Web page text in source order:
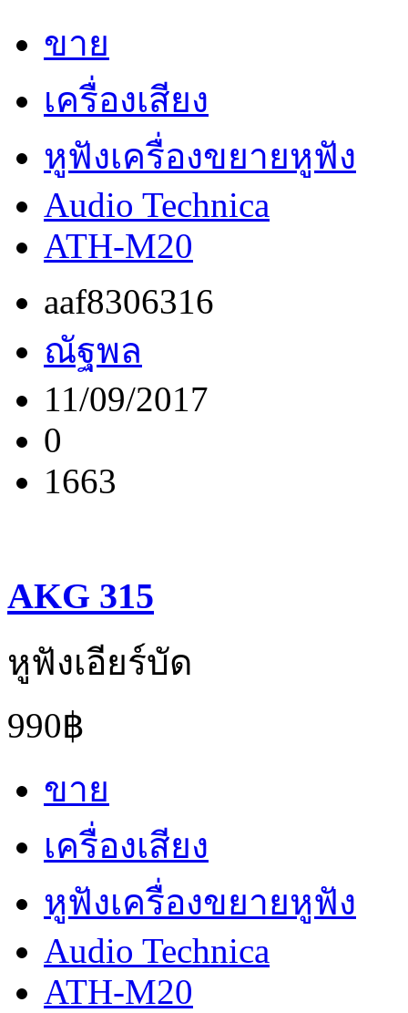
ขาย
เครื่องเสียง
หูฟังเครื่องขยายหูฟัง
Audio Technica
ATH-M20
aaf8306316
ณัฐพล
11/09/2017
0
1663
AKG 315
หูฟังเอียร์บัด
990฿
ขาย
เครื่องเสียง
หูฟังเครื่องขยายหูฟัง
Audio Technica
ATH-M20